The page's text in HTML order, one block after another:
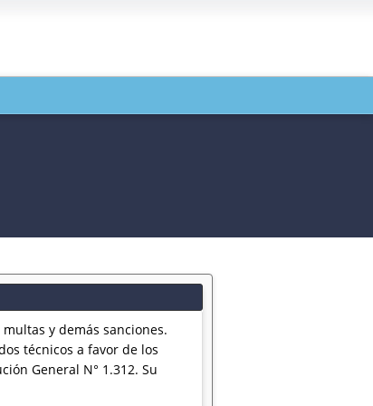
y demás sanciones.
técnicos a favor de los
General N° 1.312. Su